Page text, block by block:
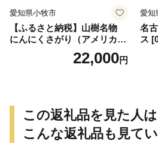
愛知県小牧市
【ふるさと納税】山樹名物
にんにくさがり（アメリカ産
22,000円
愛知
名
ス
この返礼品を見た人は
こんな返礼品も見て